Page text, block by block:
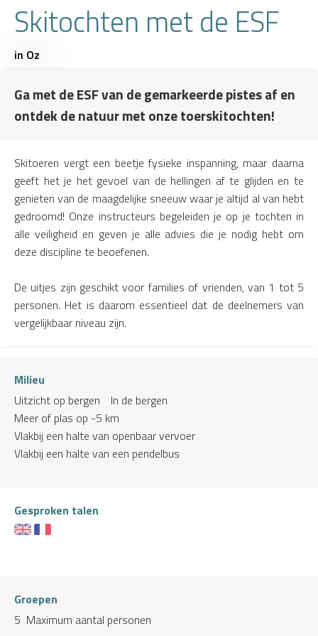
Skitochten met de ESF
in Oz
Ga met de ESF van de gemarkeerde pistes af en
ontdek de natuur met onze toerskitochten!
Skitoeren vergt een beetje fysieke inspanning, maar daarna
geeft het je het gevoel van de hellingen af te glijden en te
genieten van de maagdelijke sneeuw waar je altijd al van hebt
gedroomd! Onze instructeurs begeleiden je op je tochten in
alle veiligheid en geven je alle advies die je nodig hebt om
deze discipline te beoefenen.
De uitjes zijn geschikt voor families of vrienden, van 1 tot 5
personen. Het is daarom essentieel dat de deelnemers van
vergelijkbaar niveau zijn.
Milieu
Uitzicht op bergen
In de bergen
Meer of plas op -5 km
Vlakbij een halte van openbaar vervoer
Vlakbij een halte van een pendelbus
Gesproken talen
Groepen
5 Maximum aantal personen